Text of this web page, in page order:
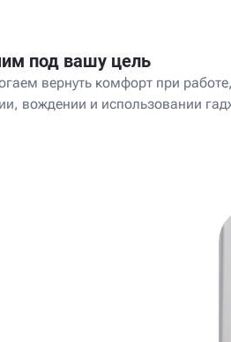
под вашу цель
вернуть комфорт при работе,
вождении и использовании